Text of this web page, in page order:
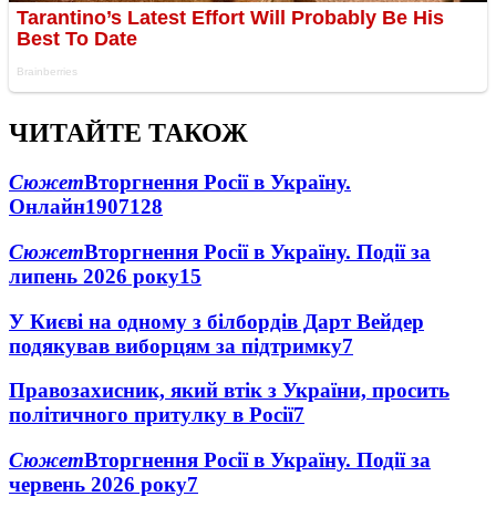
ЧИТАЙТЕ ТАКОЖ
СюжетВторгнення Росії в Україну.
Онлайн1907128
СюжетВторгнення Росії в Україну. Події за
липень 2026 року15
У Києві на одному з білбордів Дарт Вейдер
подякував виборцям за підтримку7
Правозахисник, який втік з України, просить
політичного притулку в Росії7
СюжетВторгнення Росії в Україну. Події за
червень 2026 року7